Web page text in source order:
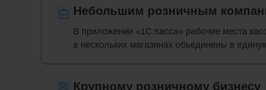
Небольшим розничным
В приложении «1С:Касса» рабочие места
в нескольких магазинах объединены в
Крупному розничному бизнесу